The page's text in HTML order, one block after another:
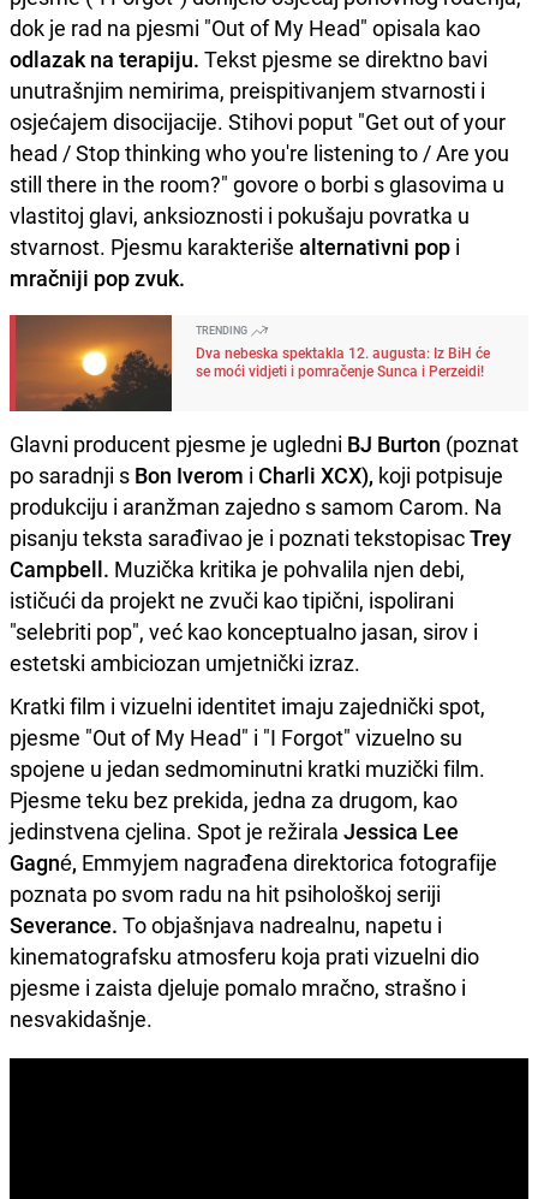
dok je rad na pjesmi "Out of My Head" opisala kao
odlazak na terapiju. Tekst pjesme se direktno bavi
unutrašnjim nemirima, preispitivanjem stvarnosti i
osjećajem disocijacije. Stihovi poput "Get out of your
head / Stop thinking who you're listening to / Are you
still there in the room?" govore o borbi s glasovima u
vlastitoj glavi, anksioznosti i pokušaju povratka u
stvarnost. Pjesmu karakteriše alternativni pop i
mračniji pop zvuk.
TRENDING
Dva nebeska spektakla 12. augusta: Iz BiH će
se moći vidjeti i pomračenje Sunca i Perzeidi!
Glavni producent pjesme je ugledni BJ Burton (poznat
po saradnji s Bon Iverom i Charli XCX), koji potpisuje
produkciju i aranžman zajedno s samom Carom. Na
pisanju teksta sarađivao je i poznati tekstopisacTrey
Campbell. Muzička kritika je pohvalila njen debi,
ističući da projekt ne zvuči kao tipični, ispolirani
"selebriti pop", već kao konceptualno jasan, sirov i
estetski ambiciozan umjetnički izraz.
Kratki film i vizuelni identitet imaju zajednički spot,
pjesme "Out of My Head" i "I Forgot" vizuelno su
spojene u jedan sedmominutni kratki muzički film.
Pjesme teku bez prekida, jedna za drugom, kao
jedinstvena cjelina. Spot je režirala Jessica Lee
Gagné, Emmyjem nagrađena direktorica fotografije
poznata po svom radu na hit psihološkoj seriji
Severance. To objašnjava nadrealnu, napetu i
kinematografsku atmosferu koja prati vizuelni dio
pjesme i zaista djeluje pomalo mračno, strašno i
nesvakidašnje.